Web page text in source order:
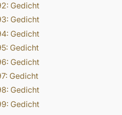
Gedicht
Gedicht
Gedicht
Gedicht
Gedicht
Gedicht
Gedicht
Gedicht